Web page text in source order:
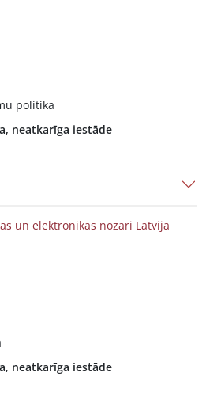
politika
neatkarīga iestāde
un elektronikas nozari Latvijā
neatkarīga iestāde